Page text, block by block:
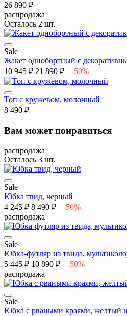
26 890 ₽
распродажа
Осталось 2 шт.
Sale
Жакет однобортный с
10 945 ₽ 21 890 ₽ -50%
Топ с кружевом, молочный
8 490 ₽
Вам может понравиться
распродажа
Осталось 3 шт.
Sale
Юбка твид, черный
4 245 ₽ 8 490 ₽
-50%
распродажа
Sale
Юбка-футляр из твида,
5 445 ₽ 10 890 ₽
-50%
распродажа
Sale
Юбка с рваными краями, желтый